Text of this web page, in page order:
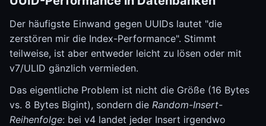
Der häufigste Einwand gegen UUIDs lautet "die
zerstören mir die Index-Performance". Stimmt
teilweise, ist aber entweder leicht zu lösen oder mit
v7/ULID gänzlich vermieden.
Das eigentliche Problem ist nicht die Größe (16 Bytes
vs. 8 Bytes Bigint), sondern die Random-Insert-
Reihenfolge: bei v4 landet jeder Insert irgendwo